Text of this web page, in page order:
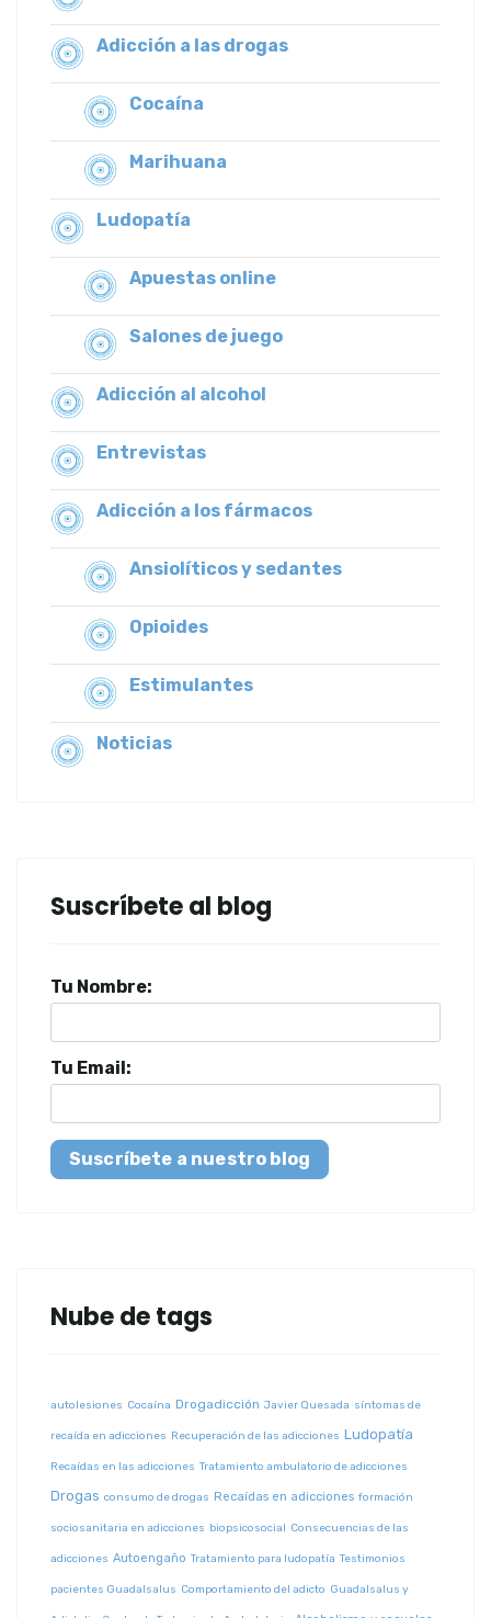
Adicción a las drogas
Cocaína
Marihuana
Ludopatía
Apuestas online
Salones de juego
Adicción al alcohol
Entrevistas
Adicción a los fármacos
Ansiolíticos y sedantes
Opioides
Estimulantes
Noticias
Suscríbete al blog
Tu Nombre:
Tu Email:
Suscríbete a nuestro blog
Nube de tags
autolesiones Cocaína Drogadicción Javier Quesada síntomas de
recaída en adicciones Recuperación de las adicciones Ludopatía
Recaídas en las adicciones Tratamiento ambulatorio de adicciones
Drogas consumo de drogas Recaídas en adicciones formación
sociosanitaria en adicciones biopsicosocial Consecuencias de las
adicciones Autoengaño Tratamiento para ludopatía Testimonios
pacientes Guadalsalus Comportamiento del adicto Guadalsalus y